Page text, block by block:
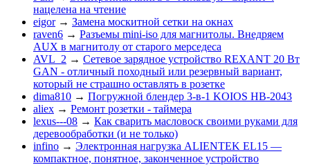
нацелена на чтение
eigor → Замена москитной сетки на окнах
raven6 → Разъемы mini-iso для магнитолы. Внедряем
AUX в магнитолу от старого мерседеса
AVL_2 → Сетевое зарядное устройство REXANT 20 Вт
GAN - отличный походный или резервный вариант,
который не страшно оставлять в розетке
dima810 → Погружной блендер 3-в-1 KOIOS HB-2043
aliex → Ремонт розетки - таймера
lexus---08 → Как сварить масловоск своими руками для
деревообработки (и не только)
infino → Электронная нагрузка ALIENTEK EL15 —
компактное, понятное, законченное устройство